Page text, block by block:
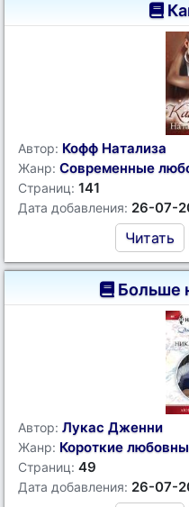
Автор: Кофф Натализа
Жанр: Современные
Страниц: 141
Дата добавления: 26-07-
Читать
Больше
Автор: Лукас Дженни
Жанр: Короткие
Страниц: 49
Дата добавления: 26-07-